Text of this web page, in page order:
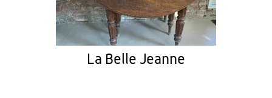
La Belle Jeanne